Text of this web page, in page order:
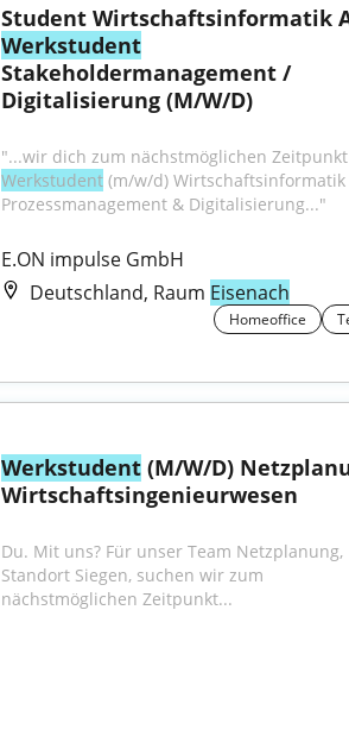
Werkstudent
Stakeholdermanagement /
Digitalisierung (M/W/D)
Werkstudent (m/w/d) Wirtschaftsinformatik
Prozessmanagement & Digitalisierung..."
E.ON impulse GmbH
Deutschland, Raum Eisenach
Homeoffice
Werkstudent (M/W/D)
Wirtschaftsingenieurwesen
Du. Mit uns? Für unser Team Netzplanung,
Standort Siegen, suchen wir zum
nächstmöglichen Zeitpunkt...